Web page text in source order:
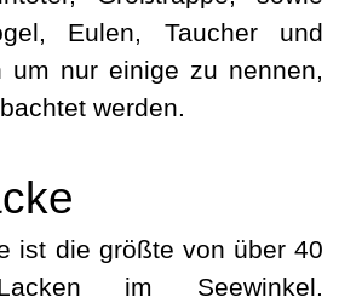
Eulen, Taucher und
um nur einige zu nennen,
werden.
ist die größte von über 40
im Seewinkel.